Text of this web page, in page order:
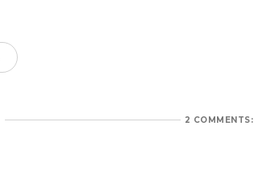
2 COMMENTS: